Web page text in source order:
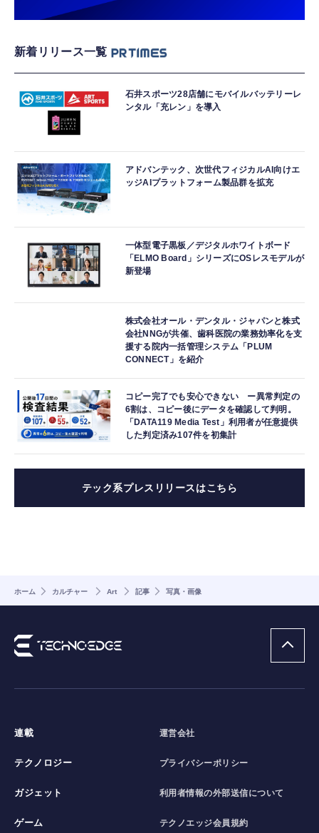
新着リリース一覧
石井スポーツ28店舗にモバイルバッテリーレ
ンタル「充レン」を導入
アドバンテック、次世代フィジカルAI向けエ
ッジAIプラットフォーム製品群を拡充
一体型電子黒板／デジタルホワイトボード
「ELMO Board」シリーズにOSレスモデルが
新登場
株式会社オール・デンタル・ジャパンと株式
会社NNGが共催、歯科医院の業務効率化を支
援する院内一括管理システム「PLUM
CONNECT」を紹介
コピー完了でも安心できない ー異常判定の
6割は、コピー後にデータを確認して判明。
「DATA119 Media Test」利用者が任意提供
した判定済み107件を初集計
テック系プレスリリースはこちら
ホーム カルチャー Art 記事 写真・画像
連載
テクノロジー
ガジェット
ゲーム
運営会社
プライバシーポリシー
利用者情報の外部送信について
テクノエッジ会員規約